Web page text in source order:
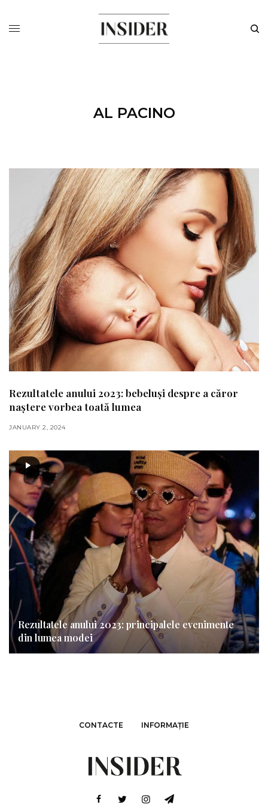
AL PACINO
Rezultatele anului 2023: bebeluși despre a căror
naștere vorbea toată lumea
JANUARY 2, 2024
Rezultatele anului 2023: principalele evenimente
din lumea modei
CONTACTE INFORMAȚIE